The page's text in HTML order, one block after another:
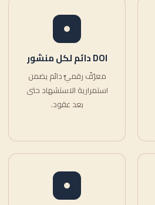
DOI دائم لكل منشور
معرّفٌ رقميٌّ دائم يضمن
استمرارية الاستشهاد حتى
بعد عقود.